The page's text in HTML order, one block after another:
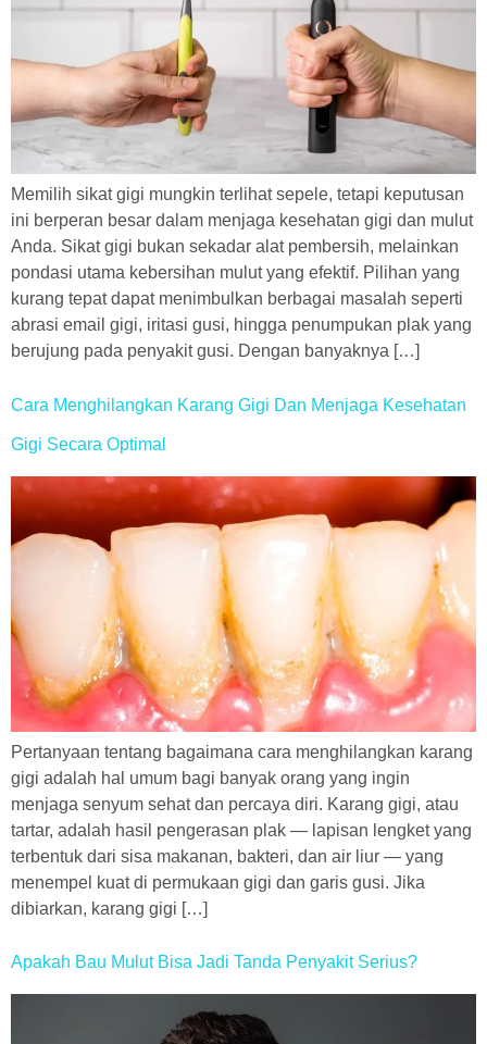
Memilih sikat gigi mungkin terlihat sepele, tetapi keputusan
ini berperan besar dalam menjaga kesehatan gigi dan mulut
Anda. Sikat gigi bukan sekadar alat pembersih, melainkan
pondasi utama kebersihan mulut yang efektif. Pilihan yang
kurang tepat dapat menimbulkan berbagai masalah seperti
abrasi email gigi, iritasi gusi, hingga penumpukan plak yang
berujung pada penyakit gusi. Dengan banyaknya […]
Cara Menghilangkan Karang Gigi Dan Menjaga Kesehatan
Gigi Secara Optimal
Pertanyaan tentang bagaimana cara menghilangkan karang
gigi adalah hal umum bagi banyak orang yang ingin
menjaga senyum sehat dan percaya diri. Karang gigi, atau
tartar, adalah hasil pengerasan plak — lapisan lengket yang
terbentuk dari sisa makanan, bakteri, dan air liur — yang
menempel kuat di permukaan gigi dan garis gusi. Jika
dibiarkan, karang gigi […]
Apakah Bau Mulut Bisa Jadi Tanda Penyakit Serius?